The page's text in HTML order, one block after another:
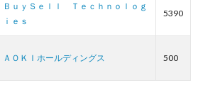
ＢｕｙＳｅｌｌ Ｔｅｃｈｎｏｌｏｇ
ｉｅｓ
5390
ＡＯＫＩホールディングス 500